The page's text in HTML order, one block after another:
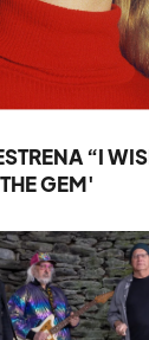
“I
GEM'